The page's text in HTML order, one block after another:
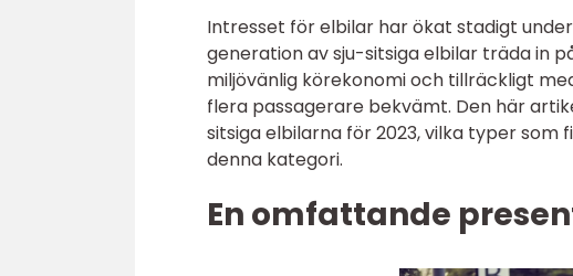
Intresset för elbilar har ökat stadigt
generation av sju-sitsiga elbilar träda in
miljövänlig körekonomi och tillräckligt
flera passagerare bekvämt. Den här
sitsiga elbilarna för 2023, vilka typer
denna kategori.
En omfattande